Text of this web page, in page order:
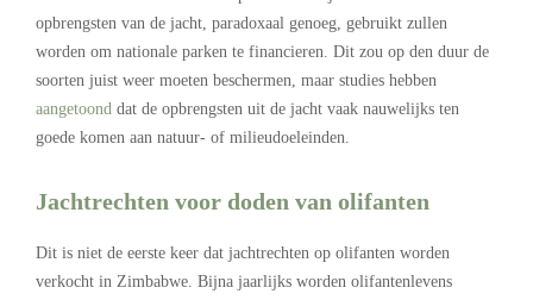
opbrengsten van de jacht, paradoxaal genoeg, gebruikt zullen
worden om nationale parken te financieren. Dit zou op den duur de
soorten juist weer moeten beschermen, maar studies hebben
aangetoond dat de opbrengsten uit de jacht vaak nauwelijks ten
goede komen aan natuur- of milieudoeleinden.
Jachtrechten voor doden van olifanten
Dit is niet de eerste keer dat jachtrechten op olifanten worden
verkocht in Zimbabwe. Bijna jaarlijks worden olifantenlevens